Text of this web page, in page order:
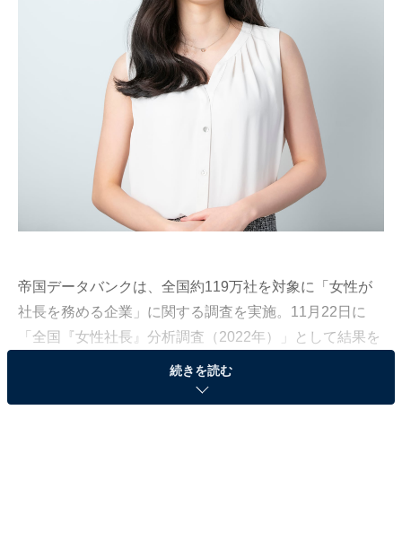
帝国データバンクは、全国約119万社を対象に「女性が
社長を務める企業」に関する調査を実施。11月22日に
「全国『女性社長』分析調査（2022年）」として結果を
続きを読む